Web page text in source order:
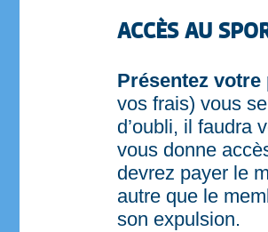
ACCÈS AU
Présentez
vos frais) vous
d’oubli, il faudra
vous donne
devrez payer le
autre que le
son expulsion.